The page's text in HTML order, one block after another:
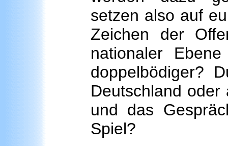
setzen also auf
Zeichen der
nationaler
doppelbödiger?
Deutschland
und das
Spiel?